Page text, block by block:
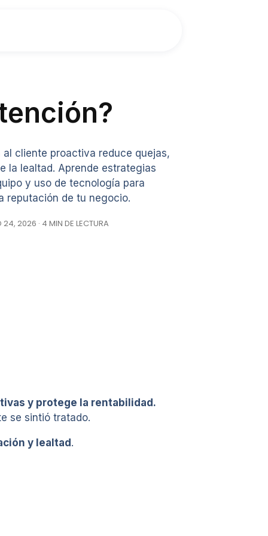
cliente proactiva reduce quejas,
la lealtad. Aprende estrategias
y uso de tecnología para
reputación de tu negocio.
24, 2026 · 4 MIN DE LECTURA
y protege la rentabilidad.
se sintió tratado.
y lealtad .